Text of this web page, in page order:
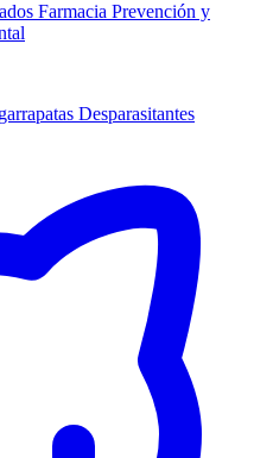
Farmacia Prevención y
Desparasitantes